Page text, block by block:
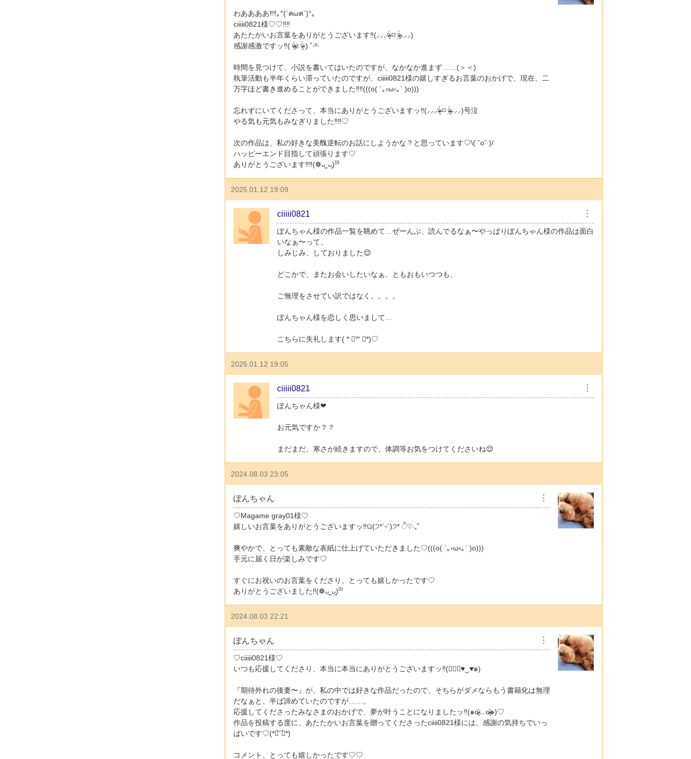
わああああ‼︎‼︎｡°(´ฅωฅ`)°｡
ciiiii0821様♡♡‼︎‼︎
あたたかいお言葉をありがとうございます‼︎(⸝⸝⸝ᵒ̴̶̷̥́ ⌑ ᵒ̴̶̷̣̥̀⸝⸝⸝)
感謝感激ですッ‼︎( ᵒ̴̶̷̥́௰ ᵒ̴̶̷̣̥̀ ).˚‧º·
時間を見つけて、小説を書いてはいたのですが、なかなか進まず……(＞＜)
執筆活動も半年くらい滞っていたのですが、ciiiii0821様の嬉しすぎるお言葉のおかげで、現在、二
万字ほど書き進めることができました‼︎‼︎(((o( ´｡›ω‹｡` )o)))
忘れずにいてくださって、本当にありがとうございますッ‼︎(⸝⸝⸝ᵒ̴̶̷̥́ ⌑ ᵒ̴̶̷̣̥̀⸝⸝⸝)号泣
やる気も元気もみなぎりました‼︎‼︎♡
次の作品は、私の好きな美醜逆転のお話にしようかな？と思っています♡\( ˆoˆ )/
ハッピーエンド目指して頑張ります♡
ありがとうございます‼︎‼︎(❁ᴗ͈ˬᴗ͈)⁾⁾⁾
2025.01.12 19:09
ciiiii0821 ︙
ぽんちゃん様の作品一覧を眺めて…ぜーんぶ、読んでるなぁ〜やっぱりぽんちゃん様の作品は面白
いなぁ〜って、
しみじみ、しておりました😌
どこかで、またお会いしたいなぁ、ともおもいつつも、
ご無理をさせてい訳ではなく。。。。
ぽんちゃん様を恋しく思いまして…
こちらに失礼します( * ॑꒳ ॑*)♡
2025.01.12 19:05
ciiiii0821 ︙
ぽんちゃん様❤
お元気ですか？？
まだまだ、寒さが続きますので、体調等お気をつけてくださいね😌
2024.08.03 23:05
ぽんちゃん ︙
♡Magame gray01様♡
嬉しいお言葉をありがとうございますッ‼︎ଘ(੭*ˊᵕˋ)੭* ੈ♡‧₊˚
爽やかで、とっても素敵な表紙に仕上げていただきました♡(((o( ´｡›ω‹｡` )o)))
手元に届く日が楽しみです♡
すぐにお祝いのお言葉をくださり、とっても嬉しかったです♡
ありがとうございました‼︎(❁ᴗ͈ˬᴗ͈)⁾⁾⁾
2024.08.03 22:21
ぽんちゃん ︙
♡ciiiii0821様♡
いつも応援してくださり、本当に本当にありがとうございますッ‼︎(๑⃙⃘♥‿♥๑)
『期待外れの後妻〜』が、私の中では好きな作品だったので、そちらがダメならもう書籍化は無理
だなぁと、半ば諦めていたのですが……。
応援してくださったみなさまのおかげで、夢が叶うことになりましたッ‼︎(๑o̴̶̷̥᷅﹏o̴̶̷̥᷅๑)♡
作品を投稿する度に、あたたかいお言葉を贈ってくださったciiii0821様には、感謝の気持ちでいっ
ぱいです♡(*ฅ́˘ฅ̀*)
コメント、とっても嬉しかったです♡♡